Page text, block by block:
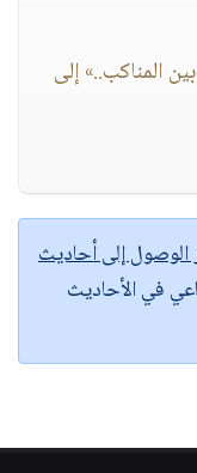
المناكب..» إلى
الوصول إلى أحاديث
في الأحاديث